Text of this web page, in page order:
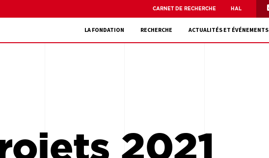
CARNET DE RECHERCHE HAL
LA FONDATION RECHERCHE ACTUALITÉS ET ÉVÉNEMENTS
2021